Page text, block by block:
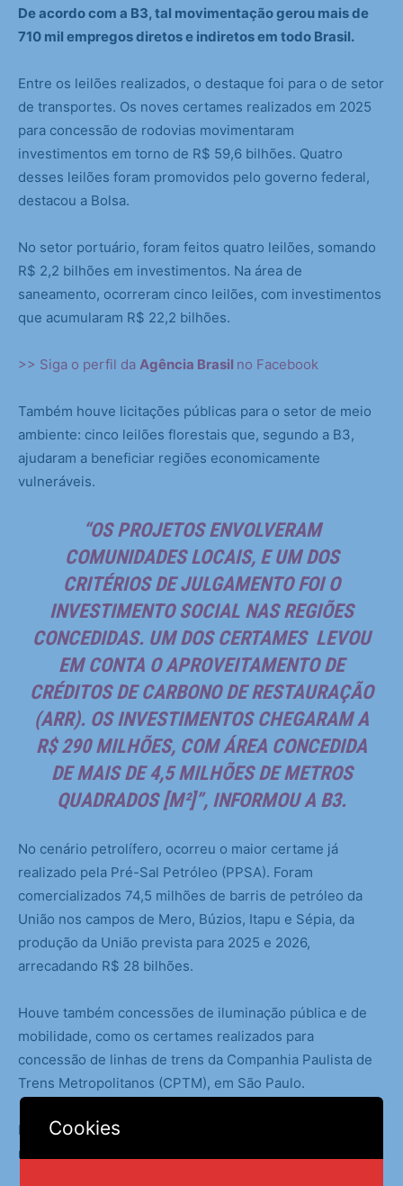
De acordo com a B3, tal movimentação gerou mais de
710 mil empregos diretos e indiretos em todo Brasil.
Entre os leilões realizados, o destaque foi para o de setor
de transportes. Os noves certames realizados em 2025
para concessão de rodovias movimentaram
investimentos em torno de R$ 59,6 bilhões. Quatro
desses leilões foram promovidos pelo governo federal,
destacou a Bolsa.
No setor portuário, foram feitos quatro leilões, somando
R$ 2,2 bilhões em investimentos. Na área de
saneamento, ocorreram cinco leilões, com investimentos
que acumularam R$ 22,2 bilhões.
>> Siga o perfil da Agência Brasil no Facebook
Também houve licitações públicas para o setor de meio
ambiente: cinco leilões florestais que, segundo a B3,
ajudaram a beneficiar regiões economicamente
vulneráveis.
“OS PROJETOS ENVOLVERAM
COMUNIDADES LOCAIS, E UM DOS
CRITÉRIOS DE JULGAMENTO FOI O
INVESTIMENTO SOCIAL NAS REGIÕES
CONCEDIDAS. UM DOS CERTAMES LEVOU
EM CONTA O APROVEITAMENTO DE
CRÉDITOS DE CARBONO DE RESTAURAÇÃO
(ARR). OS INVESTIMENTOS CHEGARAM A
R$ 290 MILHÕES, COM ÁREA CONCEDIDA
DE MAIS DE 4,5 MILHÕES DE METROS
QUADRADOS [M²]”, INFORMOU A B3.
No cenário petrolífero, ocorreu o maior certame já
realizado pela Pré-Sal Petróleo (PPSA). Foram
comercializados 74,5 milhões de barris de petróleo da
União nos campos de Mero, Búzios, Itapu e Sépia, da
produção da União prevista para 2025 e 2026,
arrecadando R$ 28 bilhões.
Houve também concessões de iluminação pública e de
mobilidade, como os certames realizados para
concessão de linhas de trens da Companhia Paulista de
Trens Metropolitanos (CPTM), em São Paulo.
Para o segundo semestre, estão previstos 16 leilões e
mais nove pré-reservas, informou a B3.
Cookies